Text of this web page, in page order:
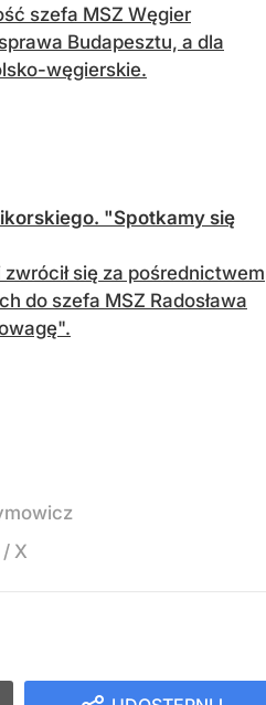
szefa MSZ Węgier
Budapesztu, a dla
węgierskie.
"Spotkamy się
się za pośrednictwem
do szefa MSZ Radosława
X